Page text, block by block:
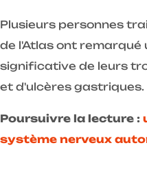
Plusieurs personnes
de l'Atlas ont remarqué
significative de leurs
et d'ulcères gastriques.
Poursuivre la lecture :
système nerveux